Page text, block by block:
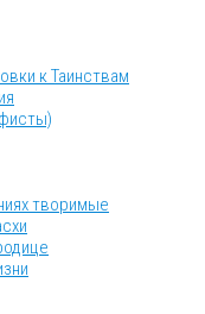
к Таинствам
творимые